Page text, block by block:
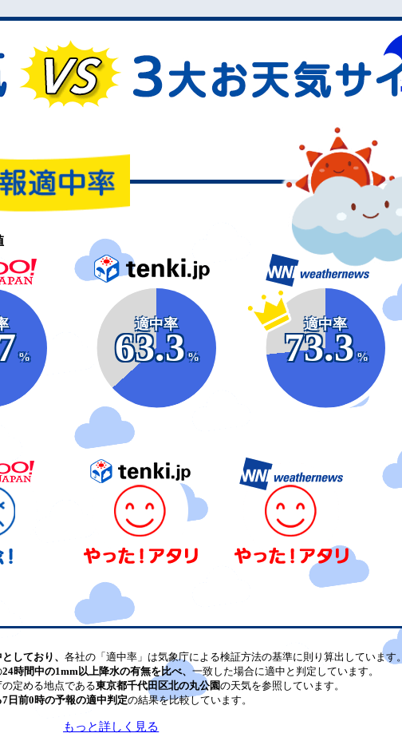
%
適中率
63.3
%
適中率
73.3
%
しており、 各社の「適中率」は気象庁による検証方法の基準に則り算出しています。
24時間中の1mm以上降水の有無を比べ、 一致した場合に適中と判定しています。
定める地点である東京都千代田区北の丸公園の天気を参照しています。
日前0時の予報の適中判定の結果を比較しています。
もっと詳しく見る